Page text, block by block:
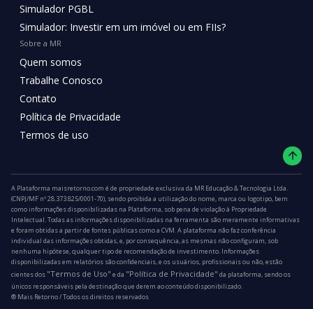
Simulador PGBL
Simulador: Investir em um imóvel ou em FIIs?
Sobre a MR
Quem somos
Trabalhe Conosco
Contato
Política de Privacidade
Termos de uso
A Plataforma maisretorno.com é de propriedade exclusiva da MR Educação & Tecnologia Ltda.
(CNPJ/MF nº 28.373.825/0001-70), sendo proibida a utilização do nome, marca ou logotipo, bem
como informações disponibilizadas na Plataforma, sob pena de violação à Propriedade
Intelectual. Todas as informações disponibilizadas na ferramenta são meramente informativas
e foram obtidas a partir de fontes públicas como a CVM. A plataforma não faz conferência
individual das informações obtidas, e, por consequência, as mesmas não configuram, sob
nenhuma hipótese, qualquer tipo de recomendação de investimento. Informações
disponibilizadas em relatórios são confidenciais, e os usuários, profissionais ou não, estão
cientes dos "Termos de Uso" e da "Política de Privacidade" da plataforma, sendo os
únicos responsáveis pela destinação que derem ao conteúdo disponibilizado.
®️ Mais Retorno / Todos os direitos reservados